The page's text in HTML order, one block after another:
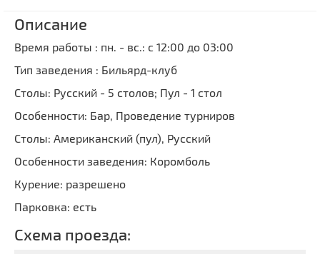
Описание
Время работы : пн. - вс.: с 12:00 до 03:00
Тип заведения : Бильярд-клуб
Столы: Русский - 5 столов; Пул - 1 стол
Особенности: Бар, Проведение турниров
Столы: Американский (пул), Русский
Особенности заведения: Коромболь
Курение: разрешено
Парковка: есть
Схема проезда: